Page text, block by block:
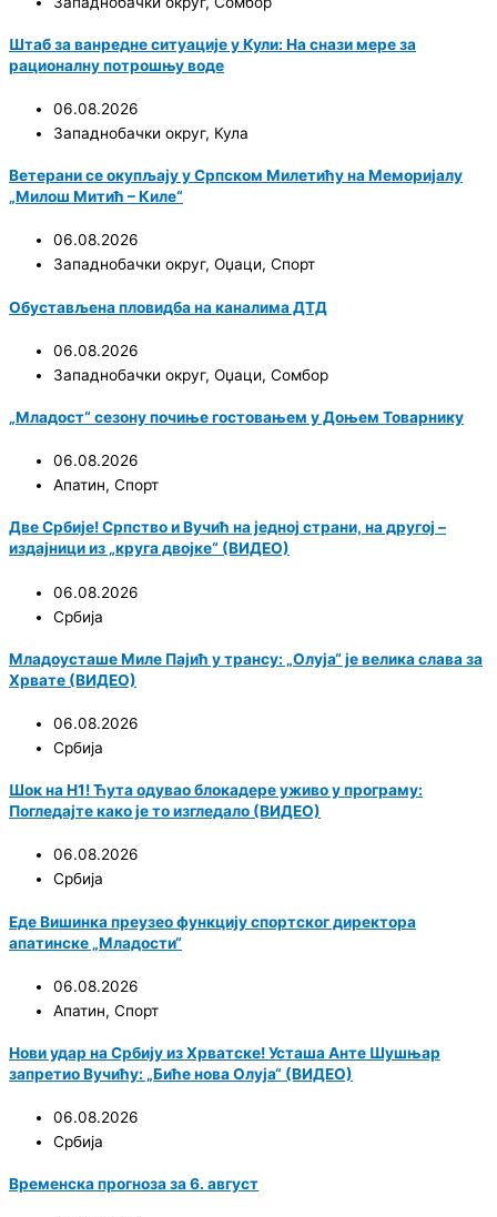
Штаб за ванредне ситуације у Кули: На снази мере за
рационалну потрошњу воде
06.08.2026
Западнобачки округ, Кула
Ветерани се окупљају у Српском Милетићу на Меморијалу
„Милош Митић – Киле“
06.08.2026
Западнобачки округ, Оџаци, Спорт
Обустављена пловидба на каналима ДТД
06.08.2026
Западнобачки округ, Оџаци, Сомбор
„Младост“ сезону почиње гостовањем у Доњем Товарнику
06.08.2026
Апатин, Спорт
Две Србије! Српство и Вучић на једној страни, на другој –
издајници из „круга двојке“ (ВИДЕО)
06.08.2026
Србија
Младоусташе Миле Пајић у трансу: „Олуја“ је велика слава за
Хрвате (ВИДЕО)
06.08.2026
Србија
Шок на Н1! Ћута одувао блокадере уживо у програму:
Погледајте како је то изгледало (ВИДЕО)
06.08.2026
Србија
Еде Вишинка преузео функцију спортског директора
апатинске „Младости“
06.08.2026
Апатин, Спорт
Нови удар на Србију из Хрватске! Усташа Анте Шушњар
запретио Вучићу: „Биће нова Олуја“ (ВИДЕО)
06.08.2026
Србија
Временска прогноза за 6. август